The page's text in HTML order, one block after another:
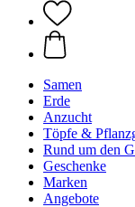
Samen
Erde
Anzucht
Töpfe &
Rund um den
Geschenke
Marken
Angebote